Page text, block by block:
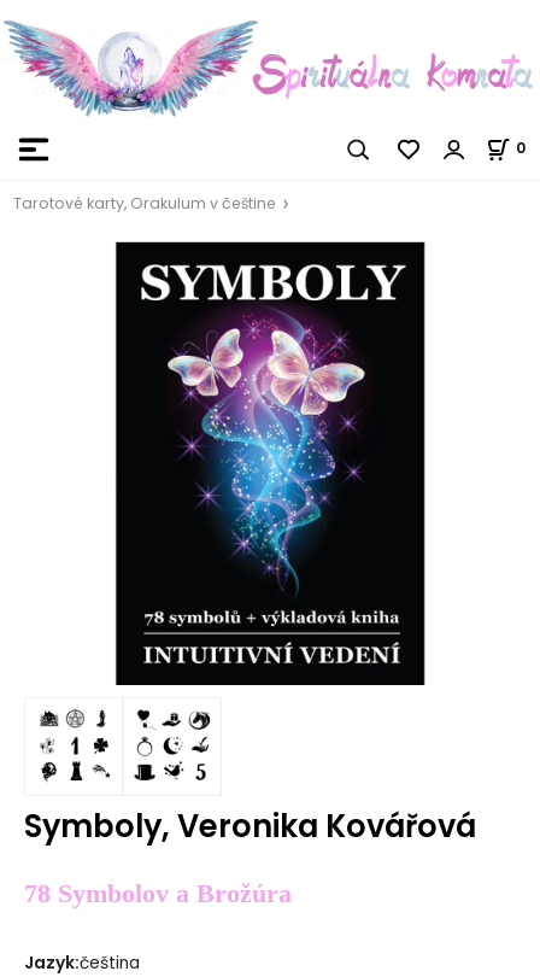
0
Tarotové karty, Orakulum v češtine
Symboly, Veronika Kovářová
78 Symbolov a Brožúra
Jazyk:čeština